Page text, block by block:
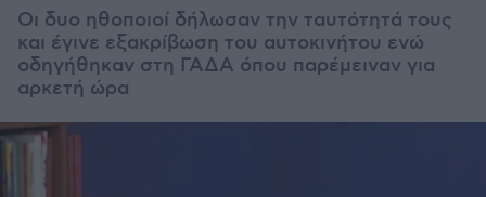
Οι δυο ηθοποιοί δήλωσαν την ταυτότητά τους
και έγινε εξακρίβωση του αυτοκινήτου ενώ
οδηγήθηκαν στη ΓΑΔΑ όπου παρέμειναν για
αρκετή ώρα